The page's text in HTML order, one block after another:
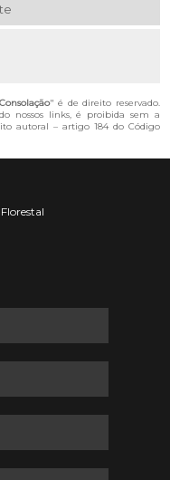
" é de direito reservado.
nossos links, é proibida sem a
autoral – artigo 184 do Código